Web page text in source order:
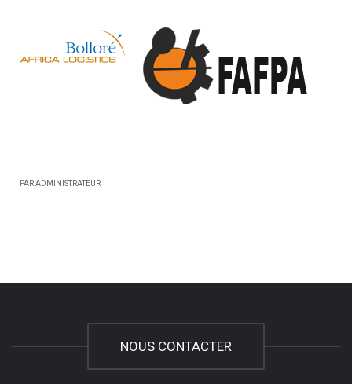
PAR ADMINISTRATEUR
NOUS CONTACTER